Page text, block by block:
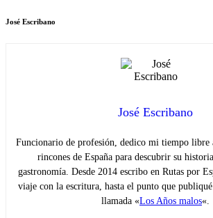
José Escribano
José Escribano
Funcionario de profesión, dedico mi tiempo libre
rincones de España para descubrir su
gastronomía. Desde 2014 escribo en Rutas por
viaje con la escritura, hasta el punto que
llamada «Los Años malos«.